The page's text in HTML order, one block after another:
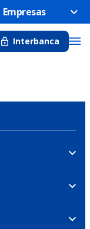
Empresas
Interbanca